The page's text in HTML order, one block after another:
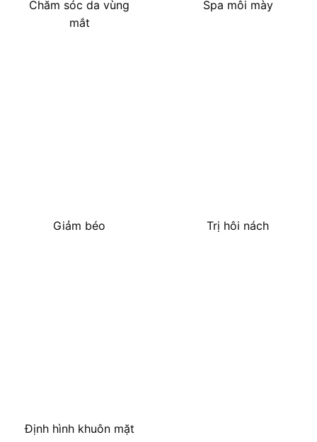
Chăm sóc da vùng
mắt
Spa môi mày
Giảm béo Trị hôi nách
Định hình khuôn mặt